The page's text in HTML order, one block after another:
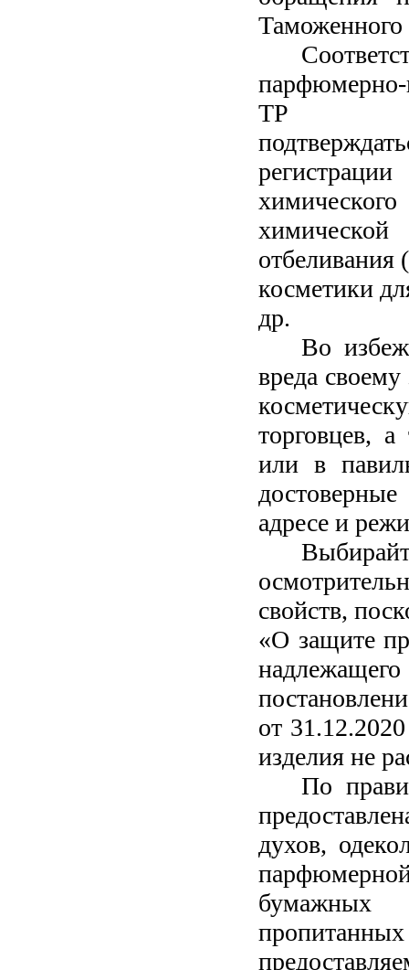
ТР
отбеливания
косметики
др.
Во
вреда
торговцев,
или в
адресе и
свойств,
«О защите
от
изделия не
По
духов,
парфюмерной
бумажных